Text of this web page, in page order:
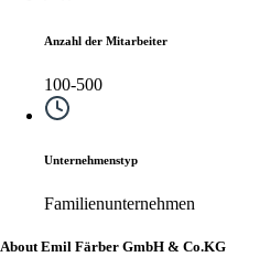
Anzahl der Mitarbeiter
100-500
Unternehmenstyp
Familienunternehmen
About Emil Färber GmbH & Co.KG